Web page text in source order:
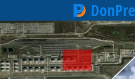
Перейти
к
основному
содержанию